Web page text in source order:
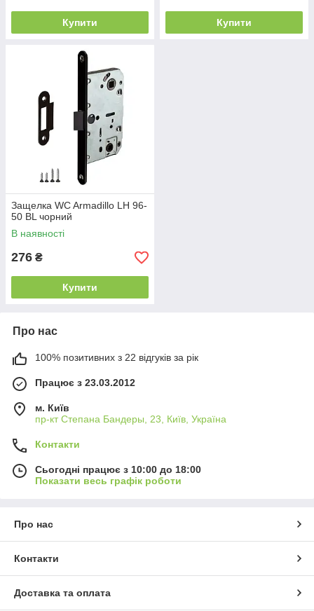
Купити Купити
Защелка WC Armadillo LH 96-
50 BL чорний
В наявності
276 ₴
Купити
Про нас
100% позитивних з 22 відгуків за рік
Працює з 23.03.2012
м. Київ
пр-кт Степана Бандеры, 23, Київ, Україна
Контакти
Сьогодні працює з 10:00 до 18:00
Показати весь графік роботи
Про нас
Контакти
Доставка та оплата